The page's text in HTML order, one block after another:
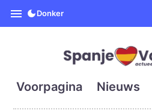
SpanjeVandaag
Donker
Voorpagina Nieuws